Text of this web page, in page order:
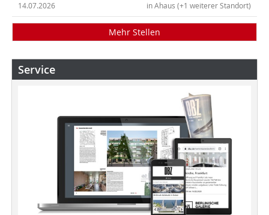
in Ahaus (+1 weiterer Standort)
14.07.2026
Mehr Stellen
Service